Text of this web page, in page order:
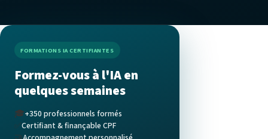
FORMATIONS IA CERTIFIANTES
Formez-vous à l'IA en
quelques semaines
🎓+350 professionnels formés
Certifiant & finançable CPF